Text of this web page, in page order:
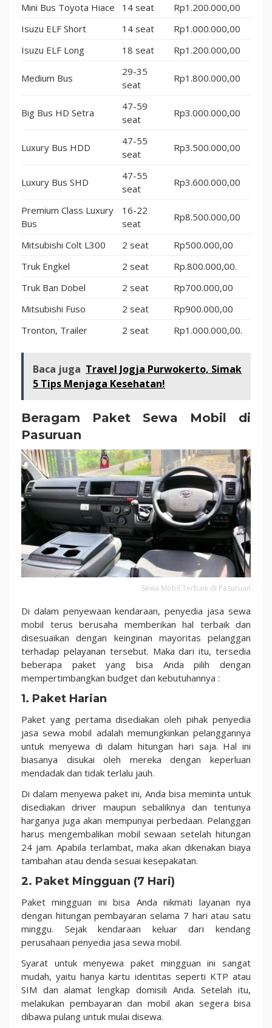
Mini Bus Toyota Hiace
14 seat
Rp1.200.000,00
Isuzu ELF Short
14 seat
Rp1.000.000,00
Isuzu ELF Long
18 seat Rp1.200.000,00
Medium Bus
29-35
seat
Rp1.800.000,00
Big Bus HD Setra
47-59
seat
Rp3.000.000,00
Luxury Bus HDD
47-55
seat
Rp3.500.000,00
Luxury Bus SHD
47-55
seat
Rp3.600.000,00
Premium Class Luxury
Bus
16-22
seat
Rp8.500.000,00
Mitsubishi Colt L300 2 seat
Rp500.000,00
Truk Engkel
2 seat
Rp.800.000,00.
Truk Ban Dobel
2 seat
Rp700.000,00
Mitsubishi Fuso
2 seat
Rp900.000,00
Tronton, Trailer
2 seat Rp1.000.000,00.
Baca juga Travel Jogja Purwokerto, Simak
5 Tips Menjaga Kesehatan!
Beragam Paket Sewa Mobil di
Pasuruan
Sewa Mobil Terbaik di Pasuruan
Di dalam penyewaan kendaraan, penyedia jasa sewa
mobil terus berusaha memberikan hal terbaik dan
disesuaikan dengan keinginan mayoritas pelanggan
terhadap pelayanan tersebut. Maka dari itu, tersedia
beberapa paket yang bisa Anda pilih dengan
mempertimbangkan budget dan kebutuhannya :
1. Paket Harian
Paket yang pertama disediakan oleh pihak penyedia
jasa sewa mobil adalah memungkinkan pelanggannya
untuk menyewa di dalam hitungan hari saja. Hal ini
biasanya disukai oleh mereka dengan keperluan
mendadak dan tidak terlalu jauh.
Di dalam menyewa paket ini, Anda bisa meminta untuk
disediakan driver maupun sebaliknya dan tentunya
harganya juga akan mempunyai perbedaan. Pelanggan
harus mengembalikan mobil sewaan setelah hitungan
24 jam. Apabila terlambat, maka akan dikenakan biaya
tambahan atau denda sesuai kesepakatan.
2. Paket Mingguan (7 Hari)
Paket mingguan ini bisa Anda nikmati layanan nya
dengan hitungan pembayaran selama 7 hari atau satu
minggu. Sejak kendaraan keluar dari kendang
perusahaan penyedia jasa sewa mobil.
Syarat untuk menyewa paket mingguan ini sangat
mudah, yaitu hanya kartu identitas seperti KTP atau
SIM dan alamat lengkap domisili Anda. Setelah itu,
melakukan pembayaran dan mobil akan segera bisa
dibawa pulang untuk mulai disewa.